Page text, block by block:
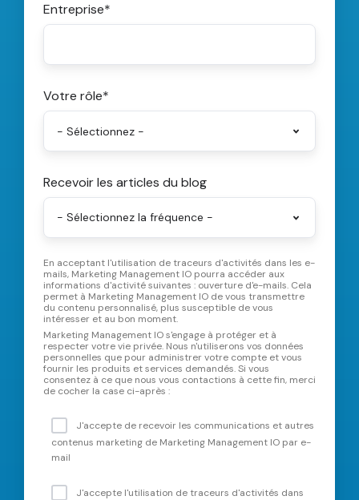
Entreprise*
Votre rôle*
Recevoir les articles du blog
En acceptant l'utilisation de traceurs d'activités dans les e-
mails, Marketing Management IO pourra accéder aux
informations d'activité suivantes : ouverture d'e-mails. Cela
permet à Marketing Management IO de vous transmettre
du contenu personnalisé, plus susceptible de vous
intéresser et au bon moment.
Marketing Management IO s'engage à protéger et à
respecter votre vie privée. Nous n'utiliserons vos données
personnelles que pour administrer votre compte et vous
fournir les produits et services demandés. Si vous
consentez à ce que nous vous contactions à cette fin, merci
de cocher la case ci-après :
J'accepte de recevoir les communications et autres
contenus marketing de Marketing Management IO par e-
mail
J'accepte l'utilisation de traceurs d'activités dans